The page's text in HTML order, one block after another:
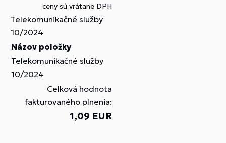
ceny sú vrátane DPH
Telekomunikačné služby
10/2024
Názov položky
Telekomunikačné služby
10/2024
Celková hodnota
fakturovaného plnenia:
1,09 EUR